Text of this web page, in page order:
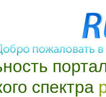
спектра